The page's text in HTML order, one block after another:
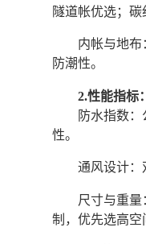
隧道帐优选；碳
内帐与地
防潮性。
2.性能指标
防水指数：
性。
通风设计：
尺寸与重
制，优先选高空